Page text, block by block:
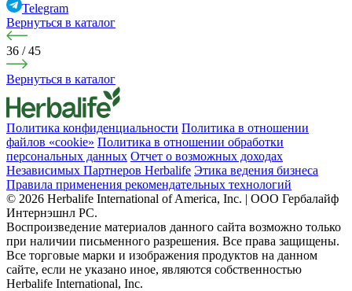
Telegram
Вернуться в каталог
36 /45
Вернуться в каталог
Политика конфиденциальности Политика в отношении
файлов «cookie» Политика в отношении обработки
персональных данных Отчет о возможных доходах
Независимых Партнеров Herbalife Этика ведения бизнеса
Правила применения рекомендательных технологий
© 2026 Herbalife International of America, Inc. | ООО Гербалайф
Интернэшнл РС.
Воспроизведение материалов данного сайта возможно только
при наличии письменного разрешения. Все права защищены.
Все торговые марки и изображения продуктов на данном
сайте, если не указано иное, являются собственностью
Herbalife International, Inc.